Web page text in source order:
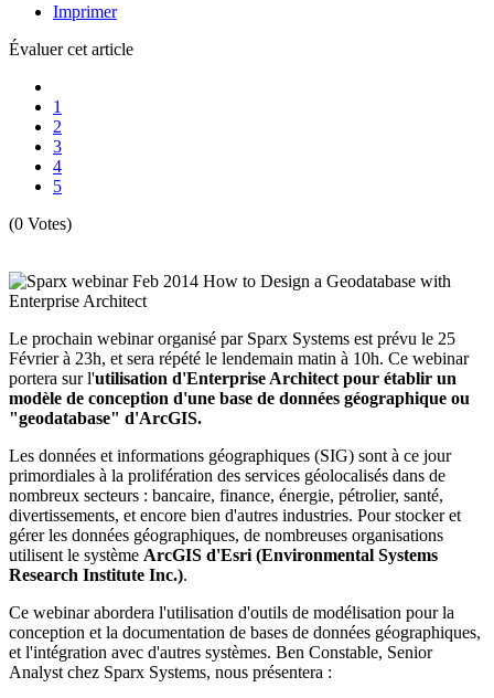
Imprimer
Évaluer cet article
1
2
3
4
5
(0 Votes)
Le prochain webinar organisé par Sparx Systems est prévu le 25
Février à 23h, et sera répété le lendemain matin à 10h. Ce webinar
portera sur l'utilisation d'Enterprise Architect pour établir un
modèle de conception d'une base de données géographique ou
"geodatabase" d'ArcGIS.
Les données et informations géographiques (SIG) sont à ce jour
primordiales à la prolifération des services géolocalisés dans de
nombreux secteurs : bancaire, finance, énergie, pétrolier, santé,
divertissements, et encore bien d'autres industries. Pour stocker et
gérer les données géographiques, de nombreuses organisations
utilisent le système ArcGIS d'Esri (Environmental Systems
Research Institute Inc.).
Ce webinar abordera l'utilisation d'outils de modélisation pour la
conception et la documentation de bases de données géographiques,
et l'intégration avec d'autres systèmes. Ben Constable, Senior
Analyst chez Sparx Systems, nous présentera :